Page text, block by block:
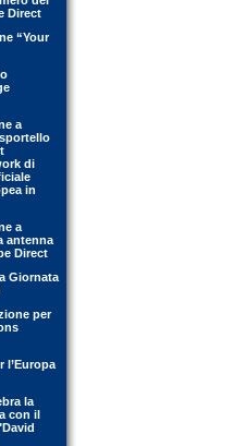
Direct
“Your
a
di
in
a
antenna
Direct
Giornata
per
l’Europa
la
con il